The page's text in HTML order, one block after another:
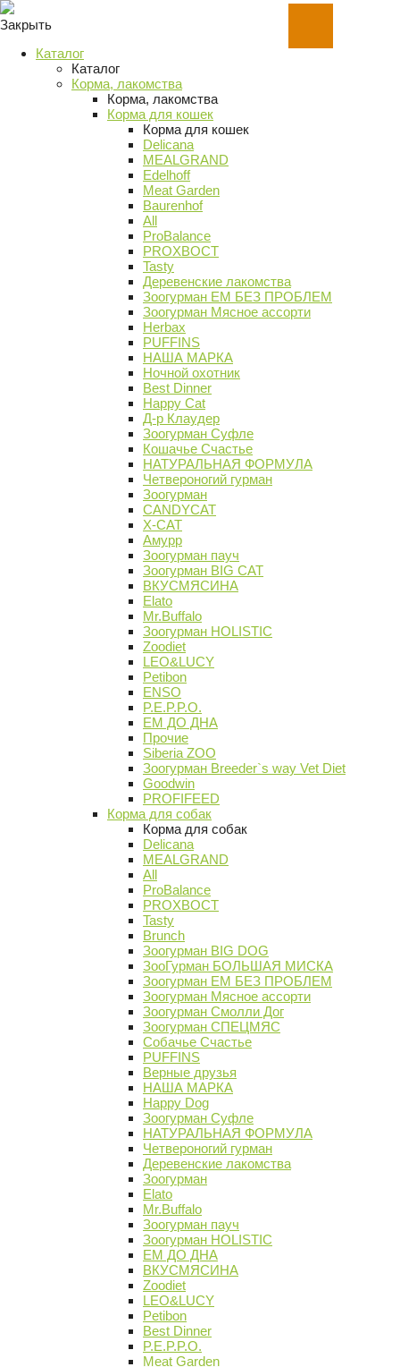
Закрыть
Каталог
Каталог
Корма, лакомства
Корма, лакомства
Корма для кошек
Корма для кошек
Delicana
MEALGRAND
Edelhoff
Meat Garden
Baurenhof
All
ProBalance
PROХВОСТ
Tasty
Деревенские лакомства
Зоогурман ЕМ БЕЗ ПРОБЛЕМ
Зоогурман Мясное ассорти
Herbax
PUFFINS
НАША МАРКА
Ночной охотник
Best Dinner
Happy Cat
Д-р Клаудер
Зоогурман Суфле
Кошачье Счастье
НАТУРАЛЬНАЯ ФОРМУЛА
Четвероногий гурман
Зоогурман
CANDYCAT
X-CAT
Амурр
Зоогурман пауч
Зоогурман BIG CAT
ВКУСМЯСИНА
Elato
Mr.Buffalo
Зоогурман HOLISTIC
Zoodiet
LEO&LUCY
Petibon
ENSO
P.E.P.P.O.
ЕМ ДО ДНА
Прочие
Siberia ZOO
Зоогурман Breeder`s way Vet Diet
Goodwin
PROFIFEED
Корма для собак
Корма для собак
Delicana
MEALGRAND
All
ProBalance
PROХВОСТ
Tasty
Brunch
Зоогурман BIG DOG
ЗооГурман БОЛЬШАЯ МИСКА
Зоогурман ЕМ БЕЗ ПРОБЛЕМ
Зоогурман Мясное ассорти
Зоогурман Смолли Дог
Зоогурман СПЕЦМЯС
Собачье Счастье
PUFFINS
Верные друзья
НАША МАРКА
Happy Dog
Зоогурман Суфле
НАТУРАЛЬНАЯ ФОРМУЛА
Четвероногий гурман
Деревенские лакомства
Зоогурман
Elato
Mr.Buffalo
Зоогурман пауч
Зоогурман HOLISTIC
ЕМ ДО ДНА
ВКУСМЯСИНА
Zoodiet
LEO&LUCY
Petibon
Best Dinner
P.E.P.P.O.
Meat Garden